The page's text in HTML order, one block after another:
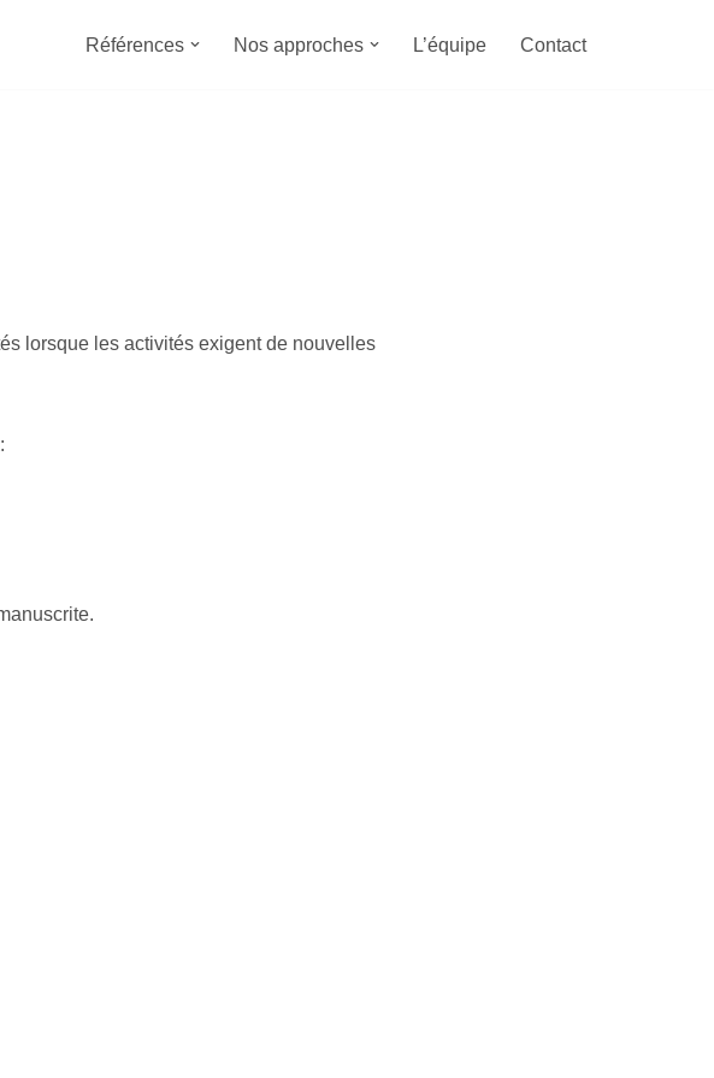
Références Nos approches L’équipe Contact
lorsque les activités exigent de nouvelles